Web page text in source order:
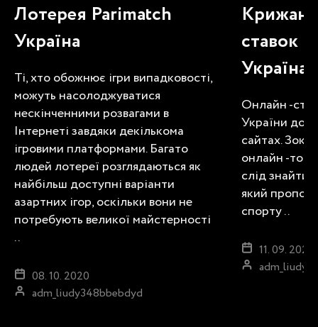
Лотерея Parimatch
Україна
Ті, хто обожнює ігри випадковості,
можуть насолоджуватися
нескінченними розвагами в
Інтернеті завдяки декількома
ігровими платформами. Багато
людей лотереї розглядаються як
найбільш доступні варіанти
азартних ігор, оскільки вони не
потребують великої майстерності
..
08. 10. 2020
adm_liudy348bbebdyd
ставок
Україна
Онлайн -
України
сайтах.
онлайн -
слід знайти
який
спорту ..
11. 09. 2020